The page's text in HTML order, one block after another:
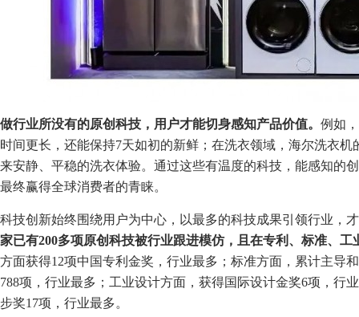
做行业所没有的原创科技，用户才能切身感知产品价值。 例如
时间更长，还能保持7天如初的新鲜；在洗衣领域，海尔洗衣
来安静、平稳的洗衣体验。通过这些有温度的科技，能感知的
最终赢得全球消费者的青睐。
科技创新始终围绕用户为中心，以最多的科技成果引领行业，
家已有200多项原创科技被行业跟进模仿 ，且在专利、标准、
方面获得12项中国专利金奖，行业最多；标准方面，累计主导
788项，行业最多；工业设计方面，获得国际设计金奖6项，行
步奖17项，行业最多。